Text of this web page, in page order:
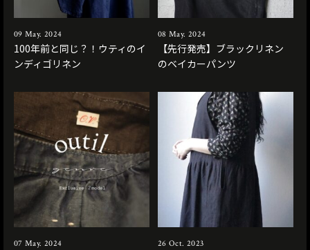
09 May. 2024
100年前と同じ？！ウティのイ
ンディゴリネン
08 May. 2024
【先行発売】ブラックリネン
のベイカーパンツ
07 May. 2024 26 Oct. 2023